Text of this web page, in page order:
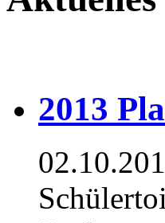
2013